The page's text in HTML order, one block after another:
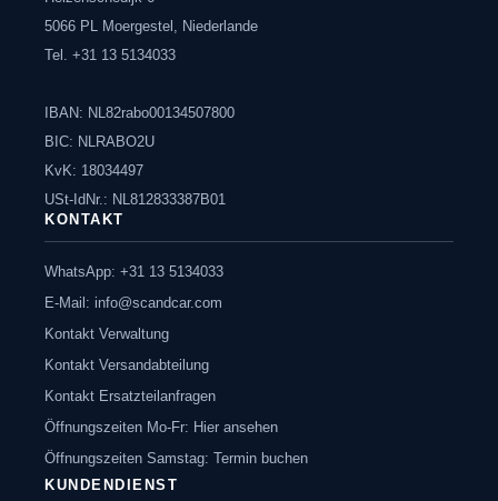
5066 PL Moergestel, Niederlande
Tel. +31 13 5134033
IBAN: NL82rabo00134507800
BIC: NLRABO2U
KvK: 18034497
USt-IdNr.: NL812833387B01
KONTAKT
WhatsApp: +31 13 5134033
E-Mail: info@scandcar.com
Kontakt Verwaltung
Kontakt Versandabteilung
Kontakt Ersatzteilanfragen
Öffnungszeiten Mo-Fr: Hier ansehen
Öffnungszeiten Samstag: Termin buchen
KUNDENDIENST